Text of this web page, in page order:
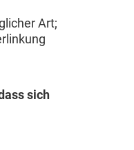
Art;
sich